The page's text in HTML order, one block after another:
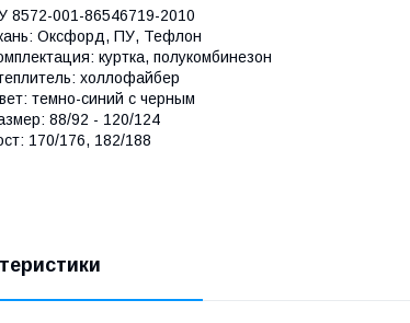
8572-001-86546719-2010
Оксфорд, ПУ, Тефлон
куртка, полукомбинезон
холлофайбер
темно-синий с черным
88/92 - 120/124
170/176, 182/188